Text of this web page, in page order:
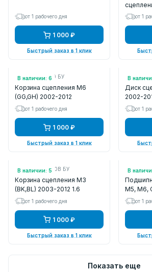
от 1 рабочего дня
1 000 ₽
Быстрый заказ в 1 клик
от 1
В наличии: 6
Арт.: LF0716410 БУ
Корзина сцепления M6
(GG,GH) 2002-2012
от 1 рабочего дня
1 000 ₽
Быстрый заказ в 1 клик
В
Арт.:
Диск
2002-
от 1
В наличии: 5
Арт.: Z60416410B БУ
Корзина сцепления M3
(BK,BL) 2003-2012 1.6
от 1 рабочего дня
1 000 ₽
Быстрый заказ в 1 клик
В
Арт.:
M5, M6,
от 1
Показать еще